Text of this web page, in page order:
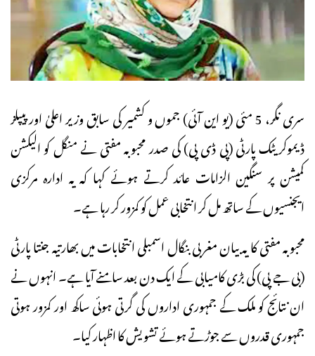
سری نگر، 5 مئی (یو این آئی) جموں و کشمیر کی سابق وزیر اعلیٰ اور پیپلز
ڈیموکریٹک پارٹی (پی ڈی پی) کی صدر محبوبہ مفتی نے منگل کو الیکشن
کمیشن پر سنگین الزامات عائد کرتے ہوئے کہا کہ یہ ادارہ مرکزی
ایجنسیوں کے ساتھ مل کر انتخابی عمل کو کمزور کر رہا ہے۔
محبوبہ مفتی کا یہ بیان مغربی بنگال اسمبلی انتخابات میں بھارتیہ جنتا پارٹی
(بی جے پی) کی بڑی کامیابی کے ایک دن بعد سامنے آیا ہے۔ انہوں نے
ان نتائج کو ملک کے جمہوری اداروں کی گرتی ہوئی ساکھ اور کمزور ہوتی
جمہوری قدروں سے جوڑتے ہوئے تشویش کا اظہار کیا۔